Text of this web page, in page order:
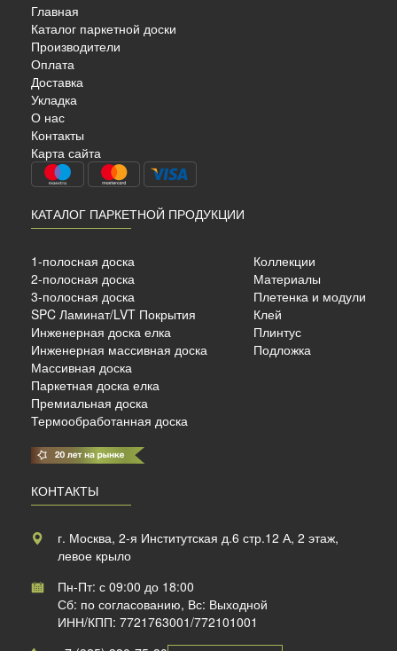
Модульный Паркет
м²
Главная
Каталог паркетной доски
Производители
Оплата
Доставка
Укладка
О нас
Контакты
Карта сайта
КАТАЛОГ ПАРКЕТНОЙ ПРОДУКЦИИ
1-полосная доска
2-полосная доска
3-полосная доска
SPC Ламинат/LVT Покрытия
Инженерная доска елка
Инженерная массивная доска
Массивная доска
Паркетная доска елка
Премиальная доска
Термообработанная доска
Коллекции
Материалы
Плетенка и модули
Клей
Плинтус
Подложка
КОНТАКТЫ
г. Москва, 2-я Институтская д.6 стр.12 А, 2 этаж,
левое крыло
Пн-Пт: с 09:00 до 18:00
Сб: по согласованию, Вс: Выходной
ИНН/КПП: 7721763001/772101001